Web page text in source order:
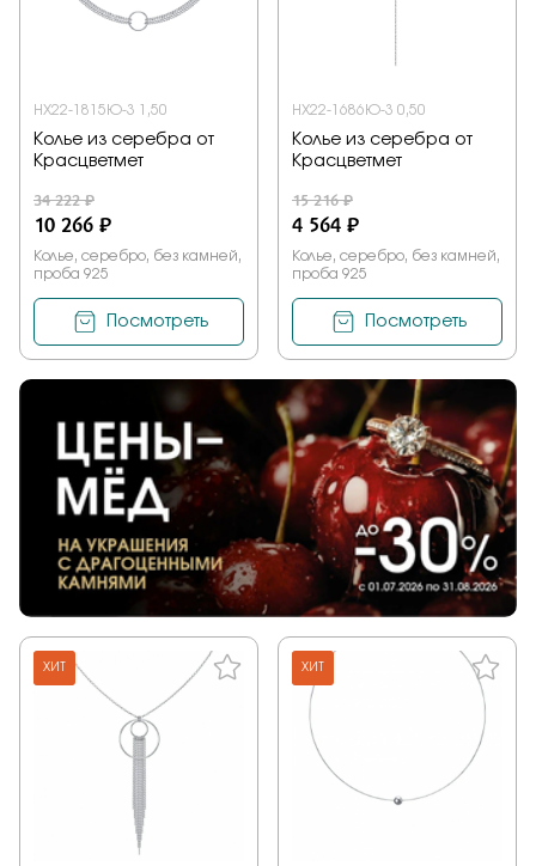
НХ22-1815Ю-3 1,50
Колье из серебра от
Красцветмет
34 222 ₽
10 266 ₽
Колье, серебро, без камней,
проба 925
Посмотреть
НХ22-1686Ю-3 0,50
Колье из серебра от
Красцветмет
15 216 ₽
4 564 ₽
Колье, серебро, без камней,
проба 925
Посмотреть
ХИТ ХИТ
Заказать
Подтверждаю, что я ознакомлен и согласен с условиями
политики конфиденциальности
Отправить